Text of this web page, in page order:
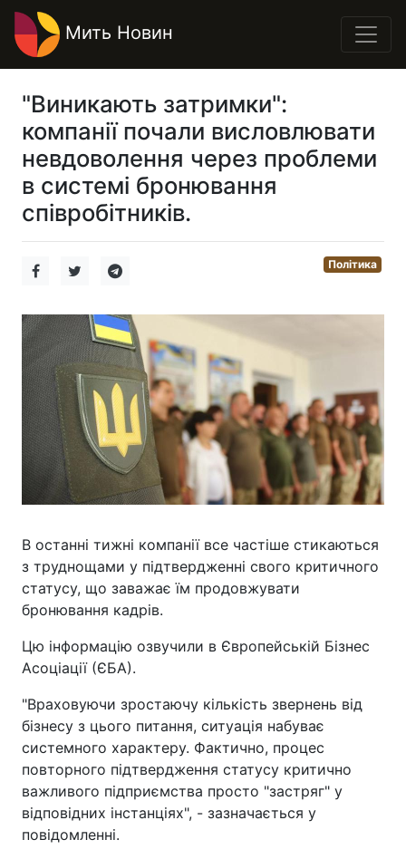
Мить Новин
"Виникають затримки":
компанії почали висловлювати
невдоволення через проблеми
в системі бронювання
співробітників.
Політика
В останні тижні компанії все частіше стикаються
з труднощами у підтвердженні свого критичного
статусу, що заважає їм продовжувати
бронювання кадрів.
Цю інформацію озвучили в Європейській Бізнес
Асоціації (ЄБА).
"Враховуючи зростаючу кількість звернень від
бізнесу з цього питання, ситуація набуває
системного характеру. Фактично, процес
повторного підтвердження статусу критично
важливого підприємства просто "застряг" у
відповідних інстанціях", - зазначається у
повідомленні.